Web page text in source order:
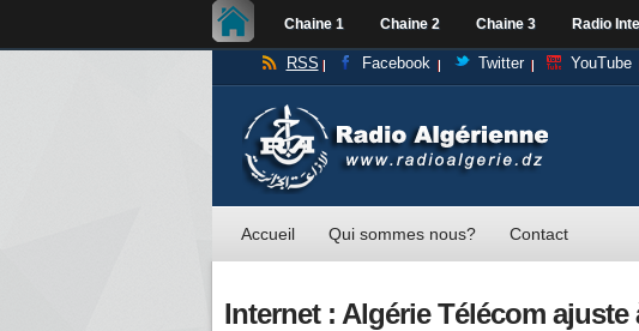
Chaine 1 Chaine 2 Chaine 3 Radio
RSS Facebook Twitter YouTube
Accueil Qui sommes nous? Contact
Internet : Algérie Télécom ajuste